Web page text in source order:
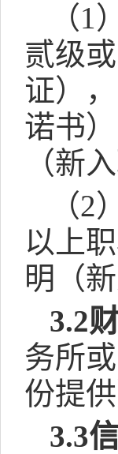
（1
贰级
证）
诺书
（新
（2
以上
明（
3.2
务所
份提供
3.3